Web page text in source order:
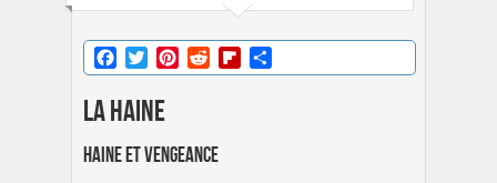
Facebook
TwitterPinterestRedditFlipboard
La haine
Haine et vengeance